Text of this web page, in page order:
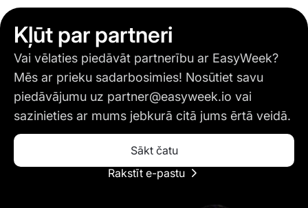
Kļūt par partneri
Vai vēlaties piedāvāt partnerību ar EasyWeek?
Mēs ar prieku sadarbosimies! Nosūtiet savu
piedāvājumu uz partner@easyweek.io vai
sazinieties ar mums jebkurā citā jums ērtā veidā.
Sākt čatu
Rakstīt e-pastu